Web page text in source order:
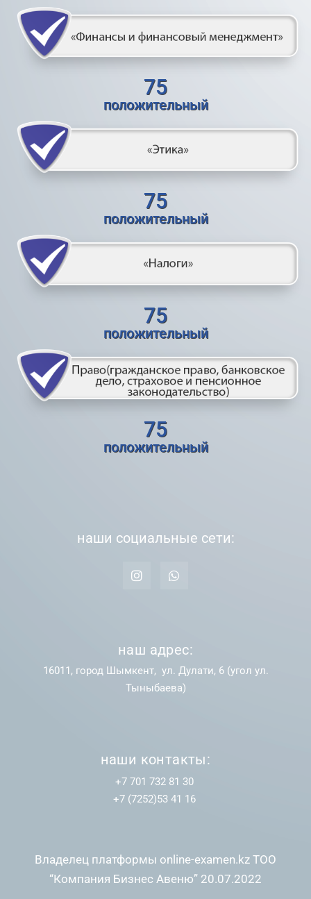
75
положительный
75
положительный
75
положительный
75
положительный
наши социальные сети:
наш адрес:
16011, город Шымкент, ул. Дулати, 6 (угол ул.
Тыныбаева)
наши контакты:
+7 701 732 81 30
+7 (7252)53 41 16
Владелец платформы online-examen.kz ТОО
“Компания Бизнес Авеню” 20.07.2022